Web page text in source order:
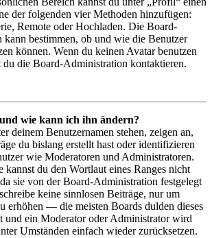
der folgenden vier Methoden hinzufügen:
Remote oder Hochladen. Die Board-
bestimmen, ob und wie die Benutzer
können. Wenn du keinen Avatar benutzen
du die Board-Administration kontaktieren.
wie kann ich ihn ändern?
deinem Benutzernamen stehen, zeigen an,
du bislang erstellt hast oder identifizieren
wie Moderatoren und Administratoren.
kannst du den Wortlaut eines Ranges nicht
sie von der Board-Administration festgelegt
keine sinnlosen Beiträge, nur um
erhöhen — die meisten Boards dulden dieses
und ein Moderator oder Administrator wird
Umständen einfach wieder zurücksetzen.